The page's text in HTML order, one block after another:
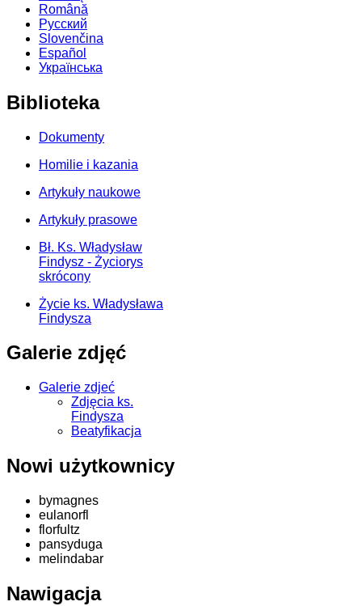
Română
Русский
Slovenčina
Español
Українська
Biblioteka
Dokumenty
Homilie i kazania
Artykuły naukowe
Artykuły prasowe
Bł. Ks. Władysław
Findysz - Życiorys
skrócony
Życie ks. Władysława
Findysza
Galerie zdjęć
Galerie zdjeć
Zdjęcia ks.
Findysza
Beatyfikacja
Nowi użytkownicy
bymagnes
eulanorfl
florfultz
pansyduga
melindabar
Nawigacja